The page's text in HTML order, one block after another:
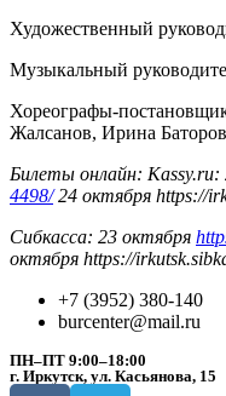
Художественный
Музыкальный
Хореографы-
Жалсанов, Ирина
Билеты онлайн: Kassy.ru:
4498/24 октября https://
Сибкасса: 23 октября
октября https://
+7 (3952) 380-140
burcenter@mail.ru
ПН–ПТ 9:00–18:00
г. Иркутск, ул. Касьянова, 15